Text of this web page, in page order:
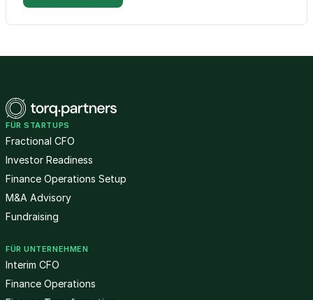
FÜR STARTUPS
Fractional CFO
Investor Readiness
Finance Operations Setup
M&A Advisory
Fundraising
FÜR UNTERNEHMEN
Interim CFO
Finance Operations